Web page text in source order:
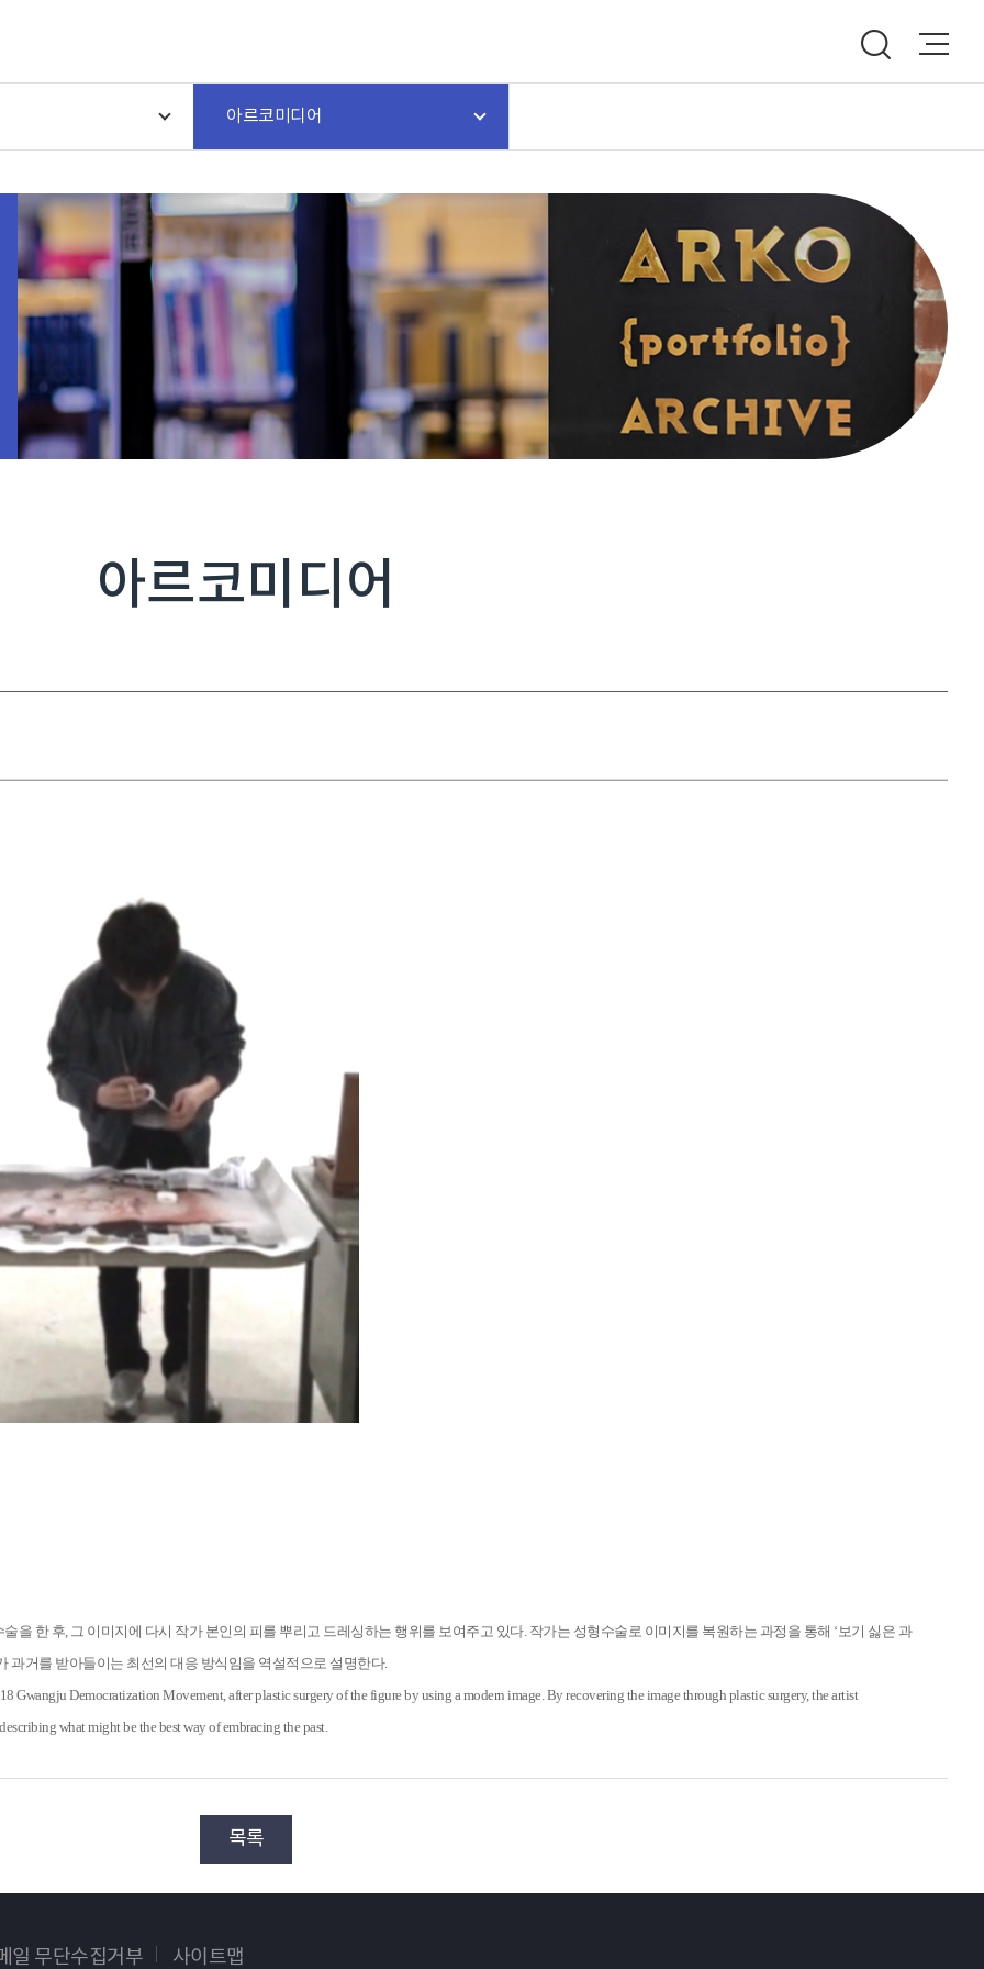
아르코미디어
아르코미디어
을 한 후, 그 이미지에 다시 작가 본인의 피를 뿌리고 드레싱하는 행위를 보여주고 있다. 작가는 성형수술로 이미지를 복원하는 과정을 통해 ‘보기 싫은 과
과거를 받아들이는 최선의 대응 방식임을 역설적으로 설명한다.
Gwangju Democratization Movement, after plastic surgery of the figure by using a modern image. By recovering the image through plastic surgery, the artist
what might be the best way of embracing the past.
목록
일 무단수집거부 사이트맵